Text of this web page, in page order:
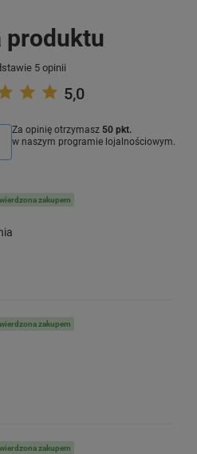
produktu
5 opinii
5,0
Za opinię otrzymasz 50 pkt.
w naszym programie lojalnościowym.
zakupem
zakupem
zakupem